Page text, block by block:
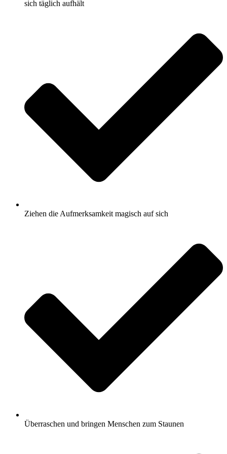
sich täglich aufhält
Ziehen die Aufmerksamkeit magisch auf sich
Überraschen und bringen Menschen zum Staunen